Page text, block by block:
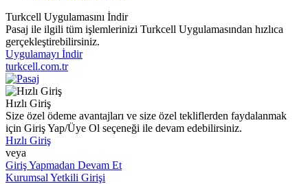
Turkcell Uygulamasını İndir
Pasaj ile ilgili tüm işlemlerinizi Turkcell Uygulamasından hızlıca
gerçekleştirebilirsiniz.
Uygulamayı İndir
turkcell.com.tr
Hızlı Giriş
Size özel ödeme avantajları ve size özel tekliflerden faydalanmak
için Giriş Yap/Üye Ol seçeneği ile devam edebilirsiniz.
Hızlı Giriş
veya
Giriş Yapmadan Devam Et
Kurumsal Yetkili Girişi